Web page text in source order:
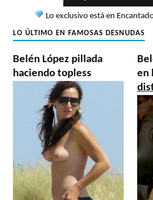
Lo exclusivo está en
LO ÚLTIMO EN FAMOSAS DESNUDAS
Belén López pillada
haciendo topless
en